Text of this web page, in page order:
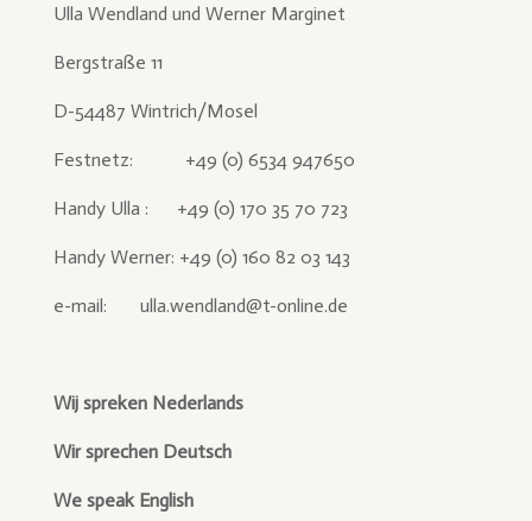
Ulla Wendland und Werner Marginet
Bergstraße 11
D-54487 Wintrich/Mosel
Festnetz: +49 (0) 6534 947650
Handy Ulla : +49 (0) 170 35 70 723
Handy Werner: +49 (0) 160 82 03 143
e-mail: ulla.wendland@t-online.de
Wij spreken Nederlands
Wir sprechen Deutsch
We speak English